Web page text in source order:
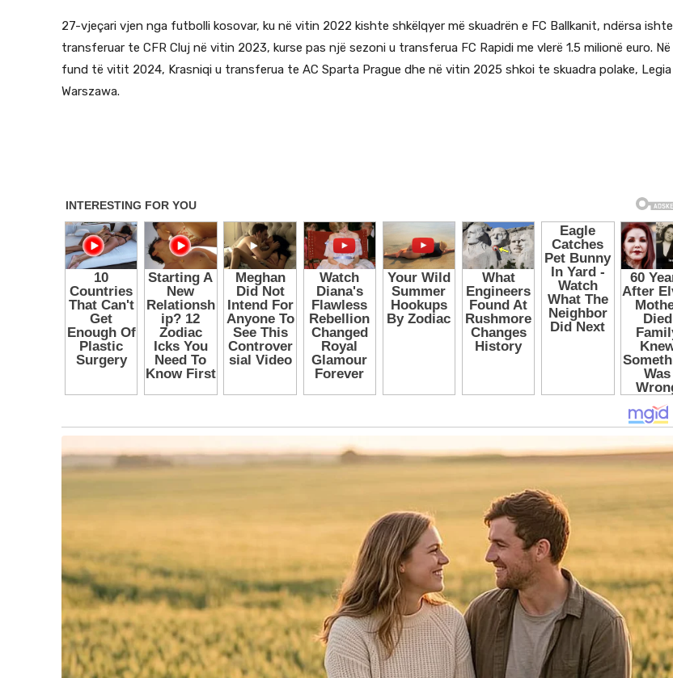
27-vjeçari vjen nga futbolli kosovar, ku në vitin 2022 kishte shkëlqyer më skuadrën e FC Ballkanit, ndërsa ishte
transferuar te CFR Cluj në vitin 2023, kurse pas një sezoni u transferua FC Rapidi me vlerë 1.5 milionë euro. Në
fund të vitit 2024, Krasniqi u transferua te AC Sparta Prague dhe në vitin 2025 shkoi te skuadra polake, Legia
Warszawa.